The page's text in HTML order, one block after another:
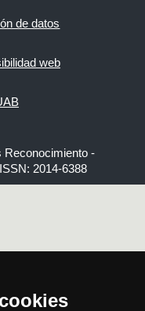
de datos
web
Reconocimiento -
2014-6388